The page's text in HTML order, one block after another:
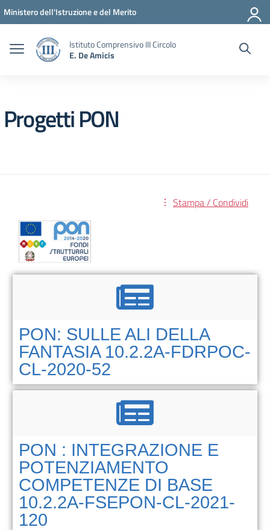
Vai ai contenuti
Vai al menu di navigazione
Vai al footer
Ministero dell'Istruzione e del Merito
Istituto Comprensivo III Circolo
E. De Amicis
Progetti PON
Stampa / Condividi
PON: SULLE ALI DELLA
FANTASIA 10.2.2A-FDRPOC-
CL-2020-52
PON : INTEGRAZIONE E
POTENZIAMENTO
COMPETENZE DI BASE
10.2.2A-FSEPON-CL-2021-
120